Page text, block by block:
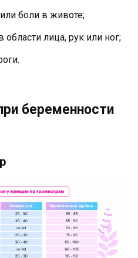
боли в животе;
области лица, рук или ног;
беременности